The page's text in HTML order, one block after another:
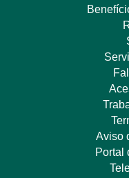
Aviso
Portal